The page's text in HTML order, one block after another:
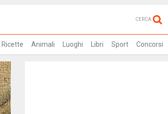
CERCA
Ricette Animali Luoghi Libri Sport Concorsi